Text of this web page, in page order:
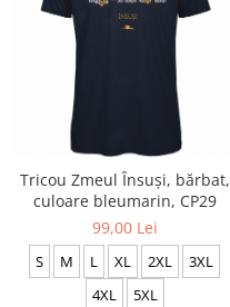
Tricou Zmeul Însuși, bărbat,
culoare bleumarin, CP29
99,00 Lei
S M L XL 2XL
3XL
4XL
5XL